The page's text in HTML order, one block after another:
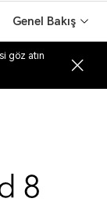
Genel Bakış
göz atın